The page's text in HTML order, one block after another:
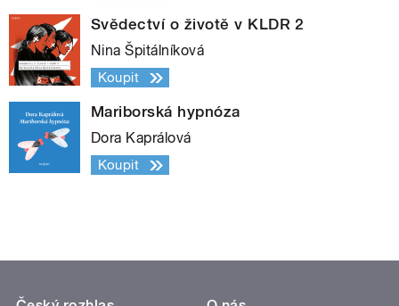
Svědectví o životě v KLDR 2
Nina Špitálníková
Koupit
Mariborská hypnóza
Dora Kaprálová
Koupit